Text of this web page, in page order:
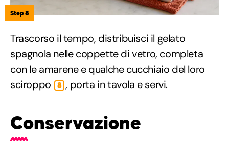
Step 8
Trascorso il tempo, distribuisci il gelato
spagnola nelle coppette di vetro, completa
con le amarene e qualche cucchiaio del loro
sciroppo
8 , porta in tavola e servi.
Conservazione